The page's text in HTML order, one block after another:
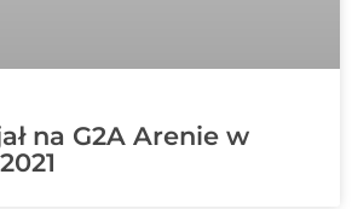
na G2A Arenie w